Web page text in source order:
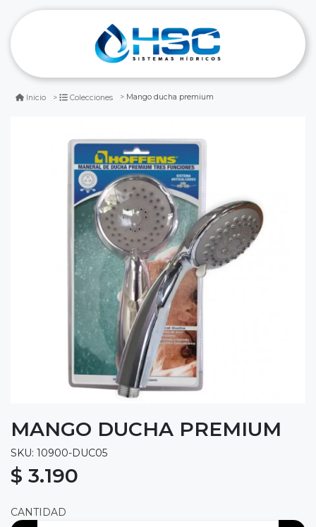
Inicio Colecciones Mango ducha premium
MANGO DUCHA PREMIUM
SKU: 10900-DUC05
$ 3.190
CANTIDAD